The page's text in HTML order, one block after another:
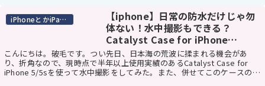
iPhoneとかiPadとか
【iphone】日常の防水だけじゃ勿
体ない！水中撮影もできる？
Catalyst Case for iPhone
5/5s/6/6Plus
こんにちは。破毛です。つい先日、日本海の荒波に揉まれる機会があ
り、折角なので、現時点で半年以上使用実績のあるCatalyst Case for
iPhone 5/5sを使って水中撮影をしてみた。また、併せてこのケースの普